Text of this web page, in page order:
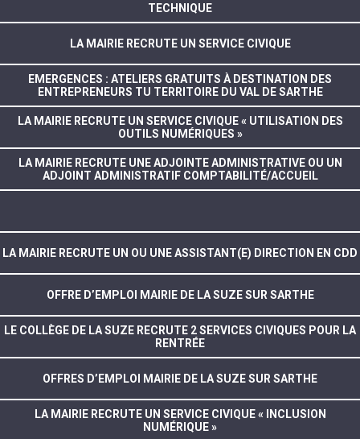
TECHNIQUE
LA MAIRIE RECRUTE UN SERVICE CIVIQUE
EMERGENCES : ATELIERS GRATUITS À DESTINATION DES
ENTREPRENEURS TU TERRITOIRE DU VAL DE SARTHE
LA MAIRIE RECRUTE UN SERVICE CIVIQUE « UTILISATION DES
OUTILS NUMÉRIQUES »
LA MAIRIE RECRUTE UNE ADJOINTE ADMINISTRATIVE OU UN
ADJOINT ADMINISTRATIF COMPTABILITÉ/ACCUEIL
LA MAIRIE RECRUTE UN OU UNE ASSISTANT(E) DIRECTION EN CDD
OFFRE D’EMPLOI MAIRIE DE LA SUZE SUR SARTHE
LE COLLÈGE DE LA SUZE RECRUTE 2 SERVICES CIVIQUES POUR LA
RENTRÉE
OFFRES D’EMPLOI MAIRIE DE LA SUZE SUR SARTHE
LA MAIRIE RECRUTE UN SERVICE CIVIQUE « INCLUSION
NUMÉRIQUE »